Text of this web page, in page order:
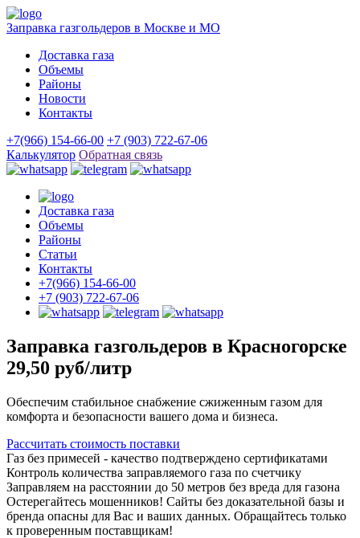
Заправка газгольдеров в Москве и МО
Доставка газа
Объемы
Районы
Новости
Контакты
+7(966) 154-66-00 +7 (903) 722-67-06
Калькулятор Обратная связь
Доставка газа
Объемы
Районы
Статьи
Контакты
+7(966) 154-66-00
+7 (903) 722-67-06
Заправка газгольдеров в Красногорске
29,50 руб/литр
Обеспечим стабильное снабжение сжиженным газом для
комфорта и безопасности вашего дома и бизнеса.
Рассчитать стоимость поставки
Газ без примесей - качество подтверждено сертификатами
Контроль количества заправляемого газа по счетчику
Заправляем на расстоянии до 50 метров без вреда для газона
Остерегайтесь мошенников! Сайты без доказательной базы и
бренда опасны для Вас и ваших данных. Обращайтесь только
к проверенным поставщикам!